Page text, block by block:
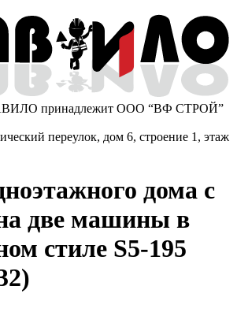
принадлежит ООО “ВФ СТРОЙ”
переулок, дом 6, строение 1, этаж
дома с
две машины в
стиле S5-195